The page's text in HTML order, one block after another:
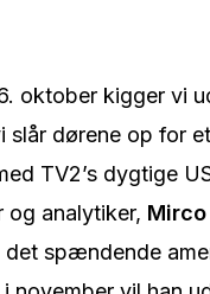
oktober kigger vi
slår dørene op for
TV2’s dygtige
og analytiker, Mirco
det spændende